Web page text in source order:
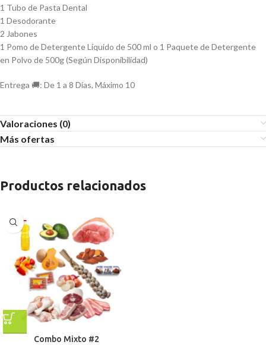
1 Tubo de Pasta Dental
1 Desodorante
2 Jabones
1 Pomo de Detergente Líquido de 500 ml o 1 Paquete de Detergente
en Polvo de 500g (Según Disponibilidad)
Entrega 🚚: De 1 a 8 Días, Máximo 10
Valoraciones (0)
Más ofertas
Productos relacionados
Combo Mixto #2